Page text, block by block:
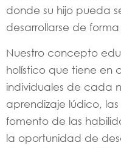
donde su hijo pueda
desarrollarse de
Nuestro concepto
holístico que tiene en
individuales de cada
aprendizaje lúdico,
fomento de las
la oportunidad de